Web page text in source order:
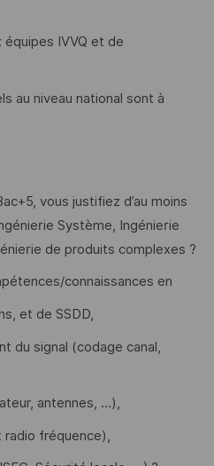
IVVQ et de
au niveau national sont à
vous justifiez d’au moins
Système, Ingénierie
de produits complexes ?
connaissances en
et de SSDD,
du signal (codage canal,
antennes, …),
fréquence),